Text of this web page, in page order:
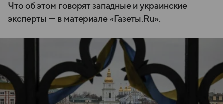
Что об этом говорят западные и украинские
эксперты — в материале «Газеты.Ru».